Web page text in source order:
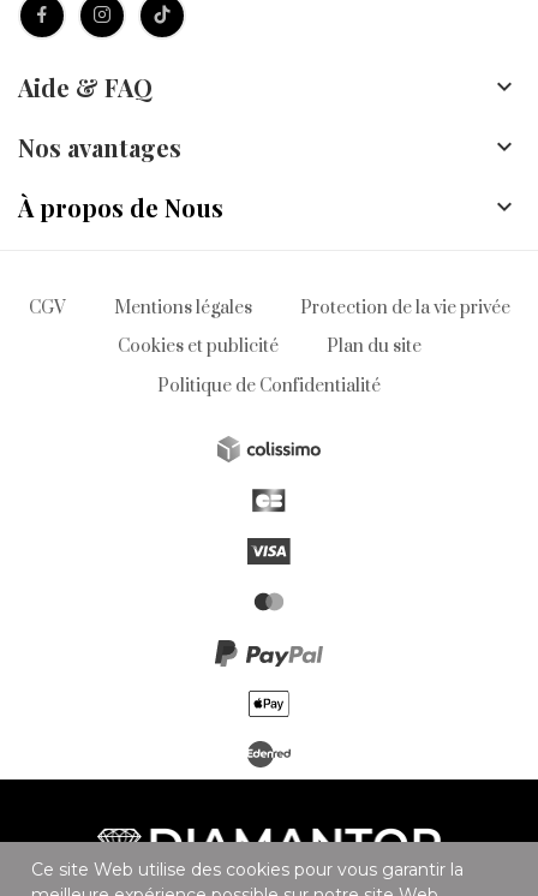
Aide & FAQ 
Nos avantages 
À propos de Nous 
CGV Mentions légales
Protection de la vie privée
Cookies et publicité
Plan du site
Politique de Confidentialité
Ce site Web utilise des cookies pour vous garantir la